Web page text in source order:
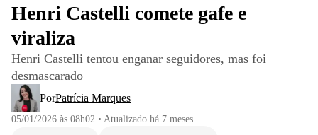
Henri Castelli comete gafe e
viraliza
Henri Castelli tentou enganar seguidores, mas foi
desmascarado
PorPatrícia Marques
05/01/2026 às 08h02 • Atualizado há 7 meses